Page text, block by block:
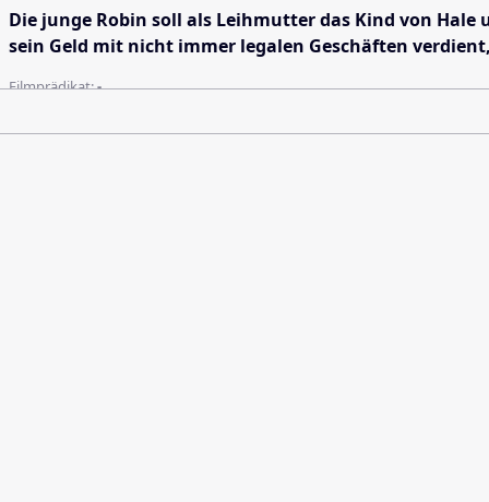
Die junge Robin soll als Leihmutter das Kind von Hale
sein Geld mit nicht immer legalen Geschäften
Filmprädikat:-